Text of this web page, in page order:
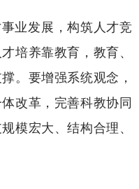
业发展，构筑人才竞
培养靠教育，教育、
。要增强系统观念，
改革，完善科教协同
模宏大、结构合理、